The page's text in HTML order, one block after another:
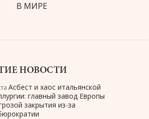
В МИРЕ
НОВОСТИ
Асбест и хаос итальянской
главный завод Европы
закрытия из-за